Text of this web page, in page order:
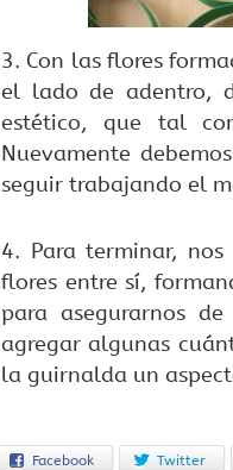
3. Con las flores
el lado de adentro,
estético, que tal
Nuevamente
seguir trabajando el
4. Para terminar,
flores entre sí,
para asegurarnos
agregar algunas
la guirnalda un
Facebook Twitter